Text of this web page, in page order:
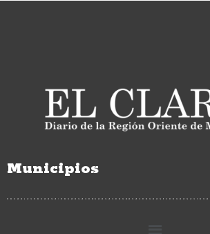
Municipios